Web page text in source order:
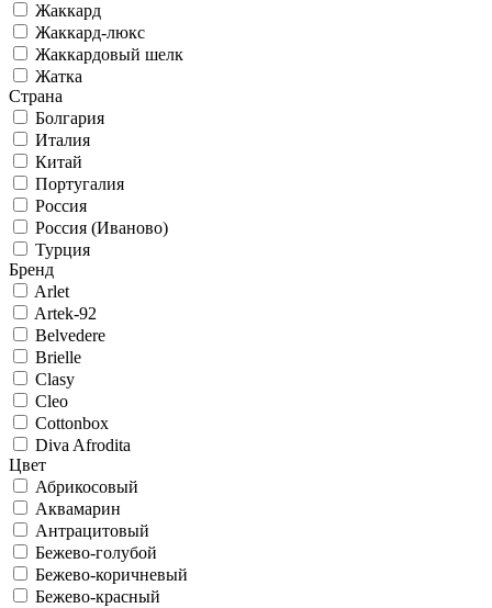
Жаккард
Жаккард-люкс
Жаккардовый шелк
Жатка
Страна
Болгария
Италия
Китай
Португалия
Россия
Россия (Иваново)
Турция
Бренд
Arlet
Artek-92
Belvedere
Brielle
Clasy
Cleo
Cottonbox
Diva Afrodita
Цвет
Абрикосовый
Аквамарин
Антрацитовый
Бежево-голубой
Бежево-коричневый
Бежево-красный